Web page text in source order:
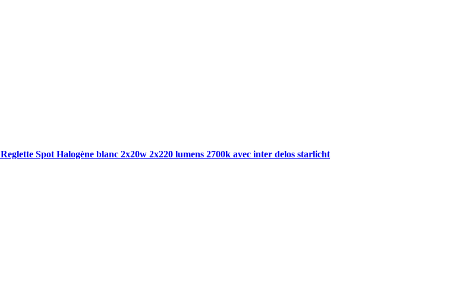
Reglette Spot Halogène blanc 2x20w 2x220 lumens 2700k avec inter delos starlicht